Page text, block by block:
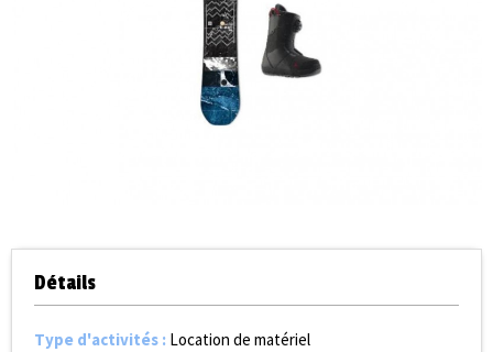
Détails
Type d'activités : Location de matériel